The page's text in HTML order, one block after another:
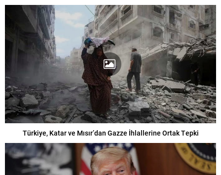
Türkiye, Katar ve Mısır’dan Gazze İhlallerine Ortak Tepki